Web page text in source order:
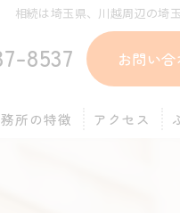
相続は埼玉県、川越周辺の埼
8537 お問い
所の特徴 アクセス